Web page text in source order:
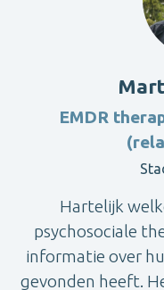
EMDR
Hartelijk
psychosociale
informatie over
gevonden heeft.